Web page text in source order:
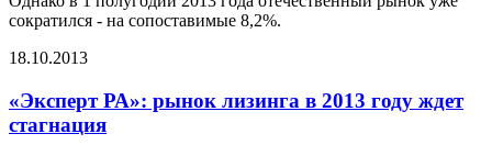
сократился - на сопоставимые 8,2%.
18.10.2013
«Эксперт РА»: рынок лизинга в 2013 году ждет
стагнация